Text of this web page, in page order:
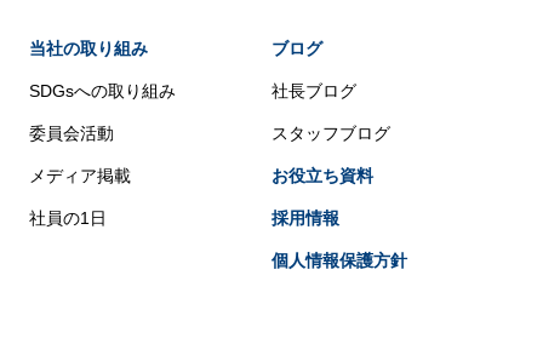
当社の取り組み
SDGsへの取り組み
委員会活動
メディア掲載
社員の1日
ブログ
社長ブログ
スタッフブログ
お役立ち資料
採用情報
個人情報保護方針